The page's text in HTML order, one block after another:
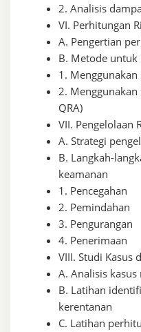
2. Analisis
VI. Perhitungan
A. Pengertian
B. Metode
1.
2.
QRA)
VII. Pengelolaan
A. Strategi
B. Langkah-
keamanan
1. Pencegahan
2. Pemindahan
3. Pengurangan
4. Penerimaan
VIII. Studi Kasus
A. Analisis kasus
B. Latihan
kerentanan
C. Latihan